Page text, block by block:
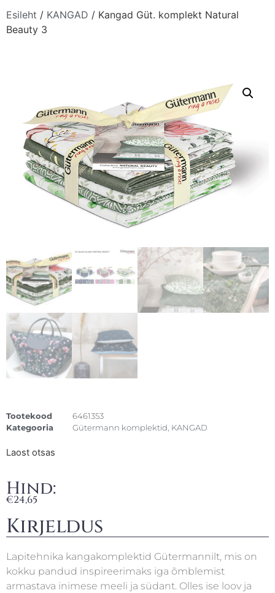
Esileht / KANGAD / Kangad Güt. komplekt Natural
Beauty 3
Tootekood
6461353
Kategooria
Gütermann komplektid KANGAD
Laost otsas
Hind:
€24,65
Kirjeldus
Lapitehnika kangakomplektid Gütermannilt, mis on
kokku pandud inspireerimaks iga õmblemist
armastava inimese meeli ja südant. Olles ise loov ja